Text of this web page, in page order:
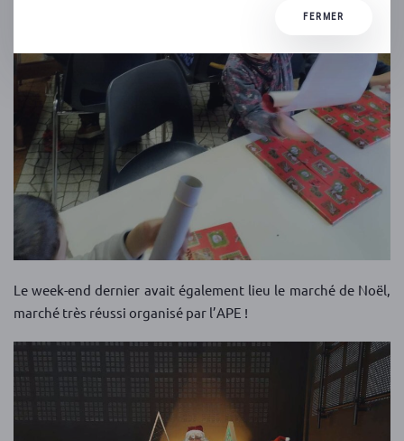
Le week-end dernier avait également lieu le marché de Noël,
marché très réussi organisé par l’APE !
FERMER